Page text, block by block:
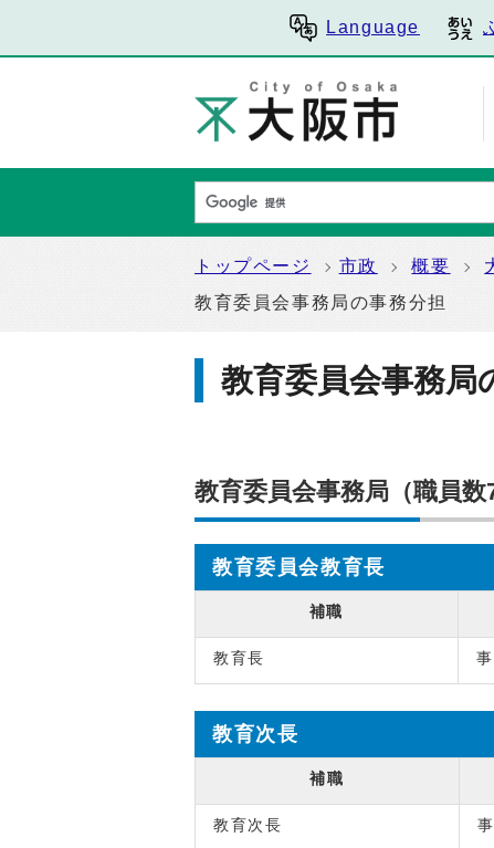
Language
トップページ 市政 概要
教育委員会事務局の事務分担
教育委員会事務
教育委員会事務局（職員数
教育委員会教育長
補職
教育長
教育次長
補職
教育次長